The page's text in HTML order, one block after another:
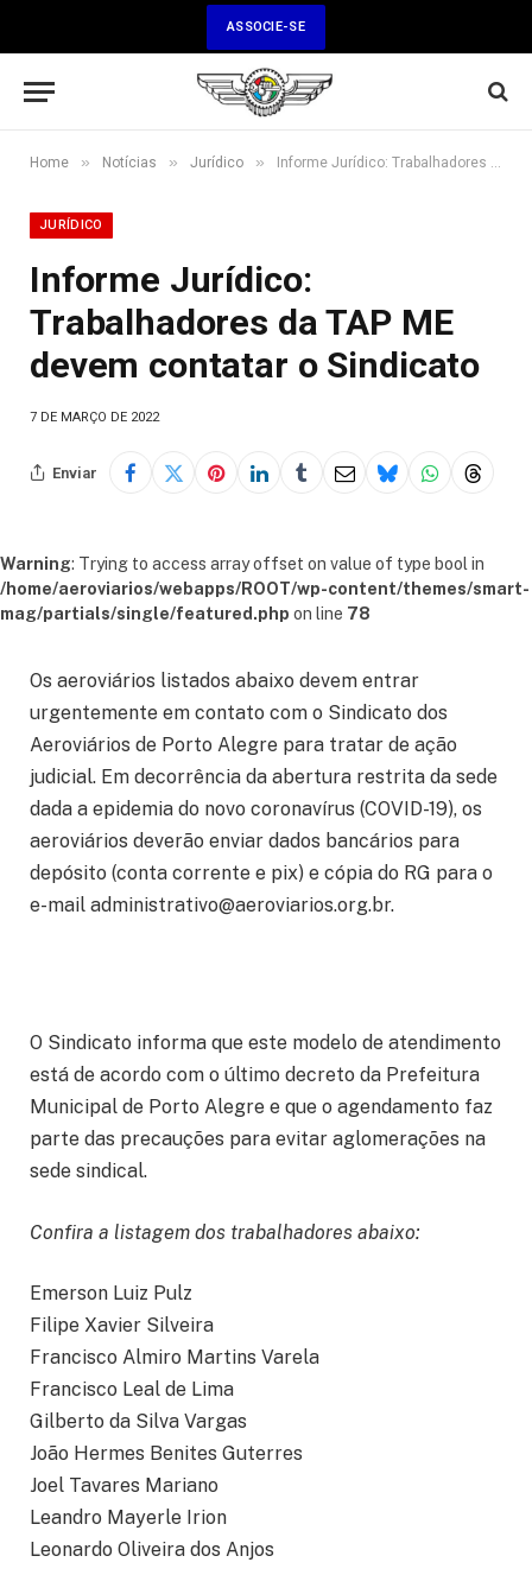
ASSOCIE-SE
Home » Notícias » Jurídico » Informe Jurídico: Trabalhadores da TAP ME devem contatar o Sindicato
JURÍDICO
Informe Jurídico:
Trabalhadores da TAP ME
devem contatar o Sindicato
7 DE MARÇO DE 2022
Enviar
Warning: Trying to access array offset on value of type bool in
/home/aeroviarios/webapps/ROOT/wp-content/themes/smart-
mag/partials/single/featured.php on line 78
Os aeroviários listados abaixo devem entrar
urgentemente em contato com o Sindicato dos
Aeroviários de Porto Alegre para tratar de ação
judicial. Em decorrência da abertura restrita da sede
dada a epidemia do novo coronavírus (COVID-19), os
aeroviários deverão enviar dados bancários para
depósito (conta corrente e pix) e cópia do RG para o
e-mail administrativo@aeroviarios.org.br.
O Sindicato informa que este modelo de atendimento
está de acordo com o último decreto da Prefeitura
Municipal de Porto Alegre e que o agendamento faz
parte das precauções para evitar aglomerações na
sede sindical.
Confira a listagem dos trabalhadores abaixo:
Emerson Luiz Pulz
Filipe Xavier Silveira
Francisco Almiro Martins Varela
Francisco Leal de Lima
Gilberto da Silva Vargas
João Hermes Benites Guterres
Joel Tavares Mariano
Leandro Mayerle Irion
Leonardo Oliveira dos Anjos